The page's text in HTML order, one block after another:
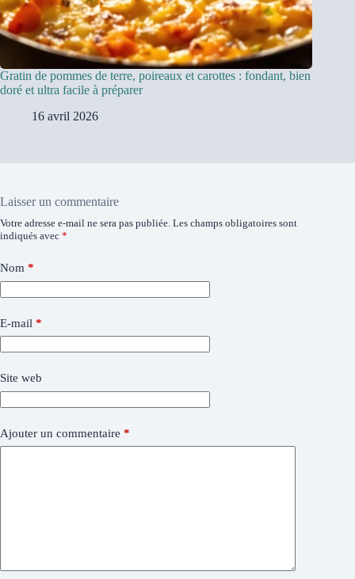
Gratin de pommes de terre, poireaux et carottes : fondant, bien
doré et ultra facile à préparer
16 avril 2026
Laisser un commentaire
Votre adresse e-mail ne sera pas publiée. Les champs obligatoires sont
indiqués avec *
Nom *
E-mail *
Site web
Ajouter un commentaire *